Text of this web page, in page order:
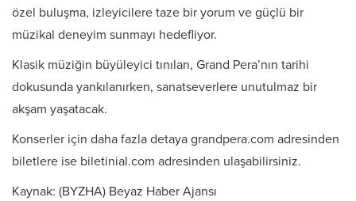
özel buluşma, izleyicilere taze bir yorum ve güçlü bir
müzikal deneyim sunmayı hedefliyor.
Klasik müziğin büyüleyici tınıları, Grand Pera’nın tarihi
dokusunda yankılanırken, sanatseverlere unutulmaz bir
akşam yaşatacak.
Konserler için daha fazla detaya grandpera.com adresinden
biletlere ise biletinial.com adresinden ulaşabilirsiniz.
Kaynak: (BYZHA) Beyaz Haber Ajansı